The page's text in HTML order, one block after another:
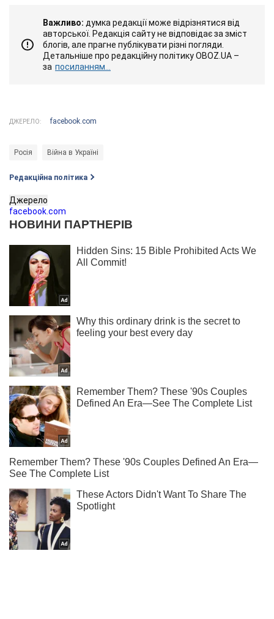
Важливо: думка редакції може відрізнятися від
авторської. Редакція сайту не відповідає за зміст
блогів, але прагне публікувати різні погляди.
Детальніше про редакційну політику OBOZ.UA –
за посиланням...
ДЖЕРЕЛО: facebook.com
Росія Війна в Україні
Редакційна політика
Джерело
facebook.com